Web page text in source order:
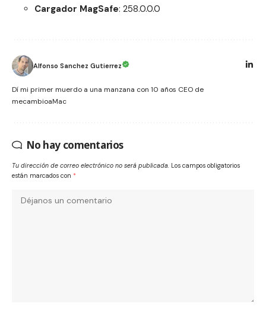
Cargador MagSafe: 258.0.0.0
Alfonso Sanchez Gutierrez
Dí mi primer muerdo a una manzana con 10 años CEO de
mecambioaMac
No hay comentarios
Tu dirección de correo electrónico no será publicada. Los campos obligatorios
están marcados con *